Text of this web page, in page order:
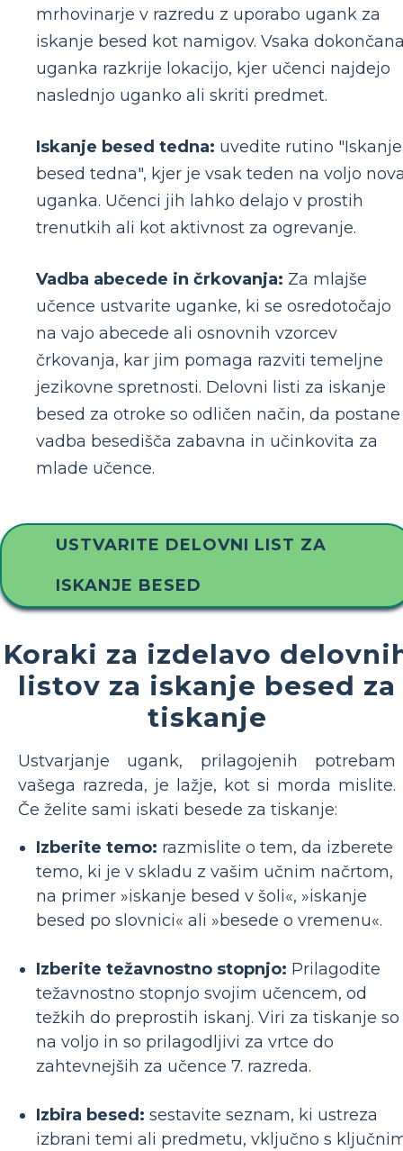
mrhovinarje v razredu z uporabo ugank za
iskanje besed kot namigov. Vsaka
uganka razkrije lokacijo, kjer učenci najdejo
naslednjo uganko ali skriti predmet.
Iskanje besed tedna: uvedite rutino "Iskanje
besed tedna", kjer je vsak teden na voljo
uganka. Učenci jih lahko delajo v prostih
trenutkih ali kot aktivnost za ogrevanje.
Vadba abecede in črkovanja: Za mlajše
učence ustvarite uganke, ki se osredotočajo
na vajo abecede ali osnovnih vzorcev
črkovanja, kar jim pomaga razviti temeljne
jezikovne spretnosti. Delovni listi za iskanje
besed za otroke so odličen način, da postane
vadba besedišča zabavna in učinkovita za
mlade učence.
USTVARITE DELOVNI LIST ZA
ISKANJE BESED
Koraki za izdelavo
listov za iskanje besed za
tiskanje
Ustvarjanje ugank, prilagojenih potrebam
vašega razreda, je lažje, kot si morda mislite.
Če želite sami iskati besede za tiskanje:
Izberite temo: razmislite o tem, da izberete
temo, ki je v skladu z vašim učnim načrtom,
na primer »iskanje besed v šoli«, »iskanje
besed po slovnici« ali »besede o vremenu«.
Izberite težavnostno stopnjo: Prilagodite
težavnostno stopnjo svojim učencem, od
težkih do preprostih iskanj. Viri za tiskanje so
na voljo in so prilagodljivi za vrtce do
zahtevnejših za učence 7. razreda.
Izbira besed: sestavite seznam, ki ustreza
izbrani temi ali predmetu, vključno s